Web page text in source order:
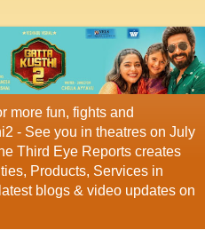
more fun, fights and
- See you in theatres on July
Third Eye Reports creates
Products, Services in
blogs & video updates on